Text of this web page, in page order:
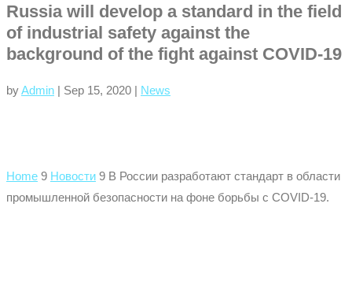
Russia will develop a standard in the field
of industrial safety against the
background of the fight against COVID-19
byAdmin | Sep 15, 2020 | News
Home 9 Новости 9 В России разработают стандарт в области
промышленной безопасности на фоне борьбы с COVID-19.